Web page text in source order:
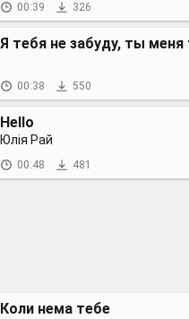
00:39 326
00:38 550
Hello
Юлiя Рай
00:48 481
Коли нема тебе